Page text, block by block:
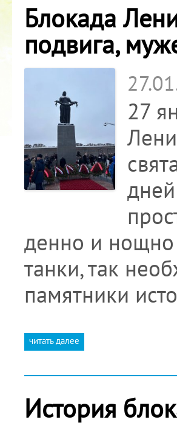
Блокада
подвига,
27
денно и нощно
танки, так
памятники
читать далее
История